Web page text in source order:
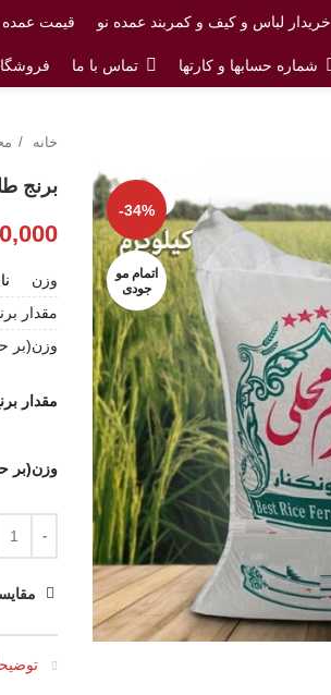
خریدار لباس و کیف و کمربند عمده نو قیمت
شماره حسابها و کارتها تماس با ما
-34%
اتمام مو
جودی
خانه
برنج
وزن
مقدار
وزن(بر حسب
مقدار
وزن(بر حسب